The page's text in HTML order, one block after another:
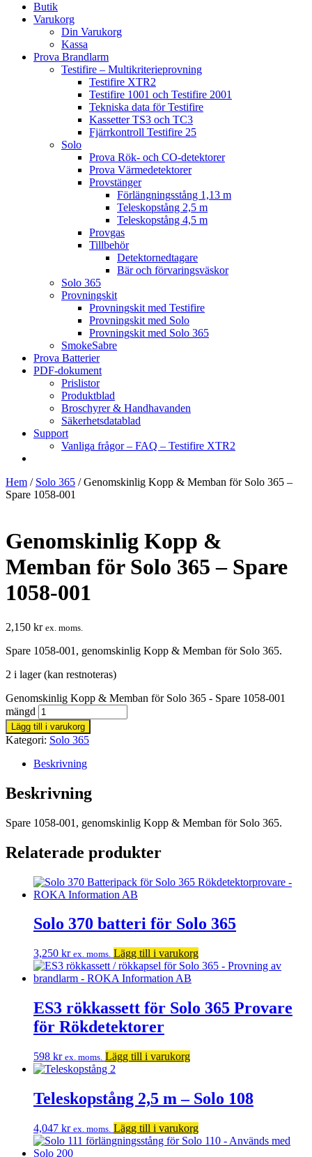
Butik
Varukorg
Din Varukorg
Kassa
Prova Brandlarm
Testifire – Multikriterieprovning
Testifire XTR2
Testifire 1001 och Testifire 2001
Tekniska data för Testifire
Kassetter TS3 och TC3
Fjärrkontroll Testifire 25
Solo
Prova Rök- och CO-detektorer
Prova Värmedetektorer
Provstänger
Förlängningsstång 1,13 m
Teleskopstång 2,5 m
Teleskopstång 4,5 m
Provgas
Tillbehör
Detektornedtagare
Bär och förvaringsväskor
Solo 365
Provningskit
Provningskit med Testifire
Provningskit med Solo
Provningskit med Solo 365
SmokeSabre
Prova Batterier
PDF-dokument
Prislistor
Produktblad
Broschyrer & Handhavanden
Säkerhetsdatablad
Support
Vanliga frågor – FAQ – Testifire XTR2
Hem / Solo 365 / Genomskinlig Kopp & Memban för Solo 365 –
Spare 1058-001
Genomskinlig Kopp &
Memban för Solo 365 – Spare
1058-001
2,150 kr ex. moms.
Spare 1058-001, genomskinlig Kopp & Memban för Solo 365.
2 i lager (kan restnoteras)
Genomskinlig Kopp & Memban för Solo 365 - Spare 1058-001
mängd
Lägg till i varukorg
Kategori: Solo 365
Beskrivning
Beskrivning
Spare 1058-001, genomskinlig Kopp & Memban för Solo 365.
Relaterade produkter
Solo 370 batteri för Solo 365
3,250 kr ex. moms. Lägg till i varukorg
ES3 rökkassett för Solo 365 Provare
för Rökdetektorer
598 kr ex. moms. Lägg till i varukorg
Teleskopstång 2,5 m – Solo 108
4,047 kr ex. moms. Lägg till i varukorg